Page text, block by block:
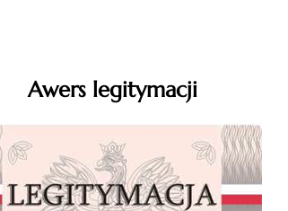
Awers legitymacji